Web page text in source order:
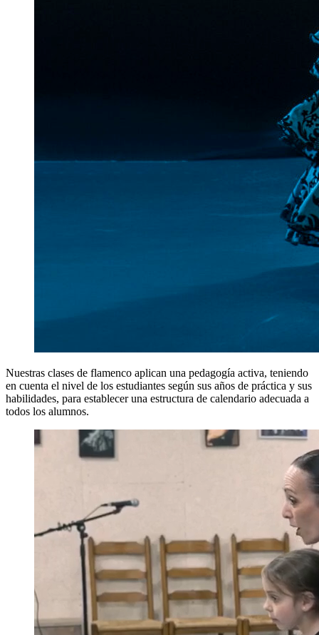
Nuestras clases de flamenco aplican una pedagogía activa, teniendo
en cuenta el nivel de los estudiantes según sus años de práctica y sus
habilidades, para establecer una estructura de calendario adecuada a
todos los alumnos.